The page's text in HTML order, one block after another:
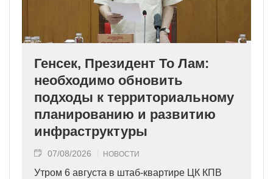
Генсек, Президент То Лам:
необходимо обновить
подходы к территориальному
планированию и развитию
инфраструктуры
07/08/2026 НОВОСТИ
Утром 6 августа в штаб-квартире ЦК КПВ